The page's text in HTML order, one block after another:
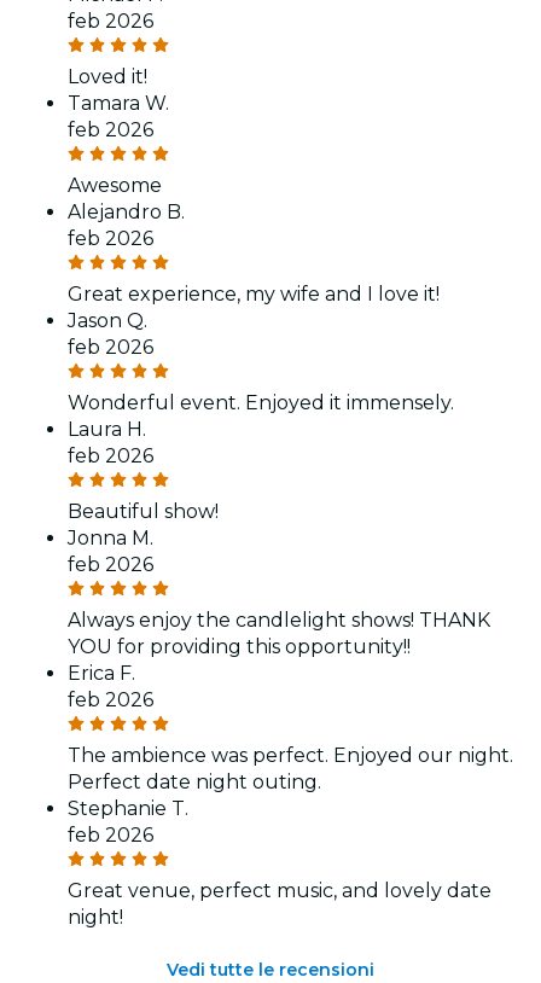
feb 2026
Loved it!
Tamara W.
feb 2026
Awesome
Alejandro B.
feb 2026
Great experience, my wife and I love it!
Jason Q.
feb 2026
Wonderful event. Enjoyed it immensely.
Laura H.
feb 2026
Beautiful show!
Jonna M.
feb 2026
Always enjoy the candlelight shows! THANK
YOU for providing this opportunity!!
Erica F.
feb 2026
The ambience was perfect. Enjoyed our night.
Perfect date night outing.
Stephanie T.
feb 2026
Great venue, perfect music, and lovely date
night!
Vedi tutte le recensioni